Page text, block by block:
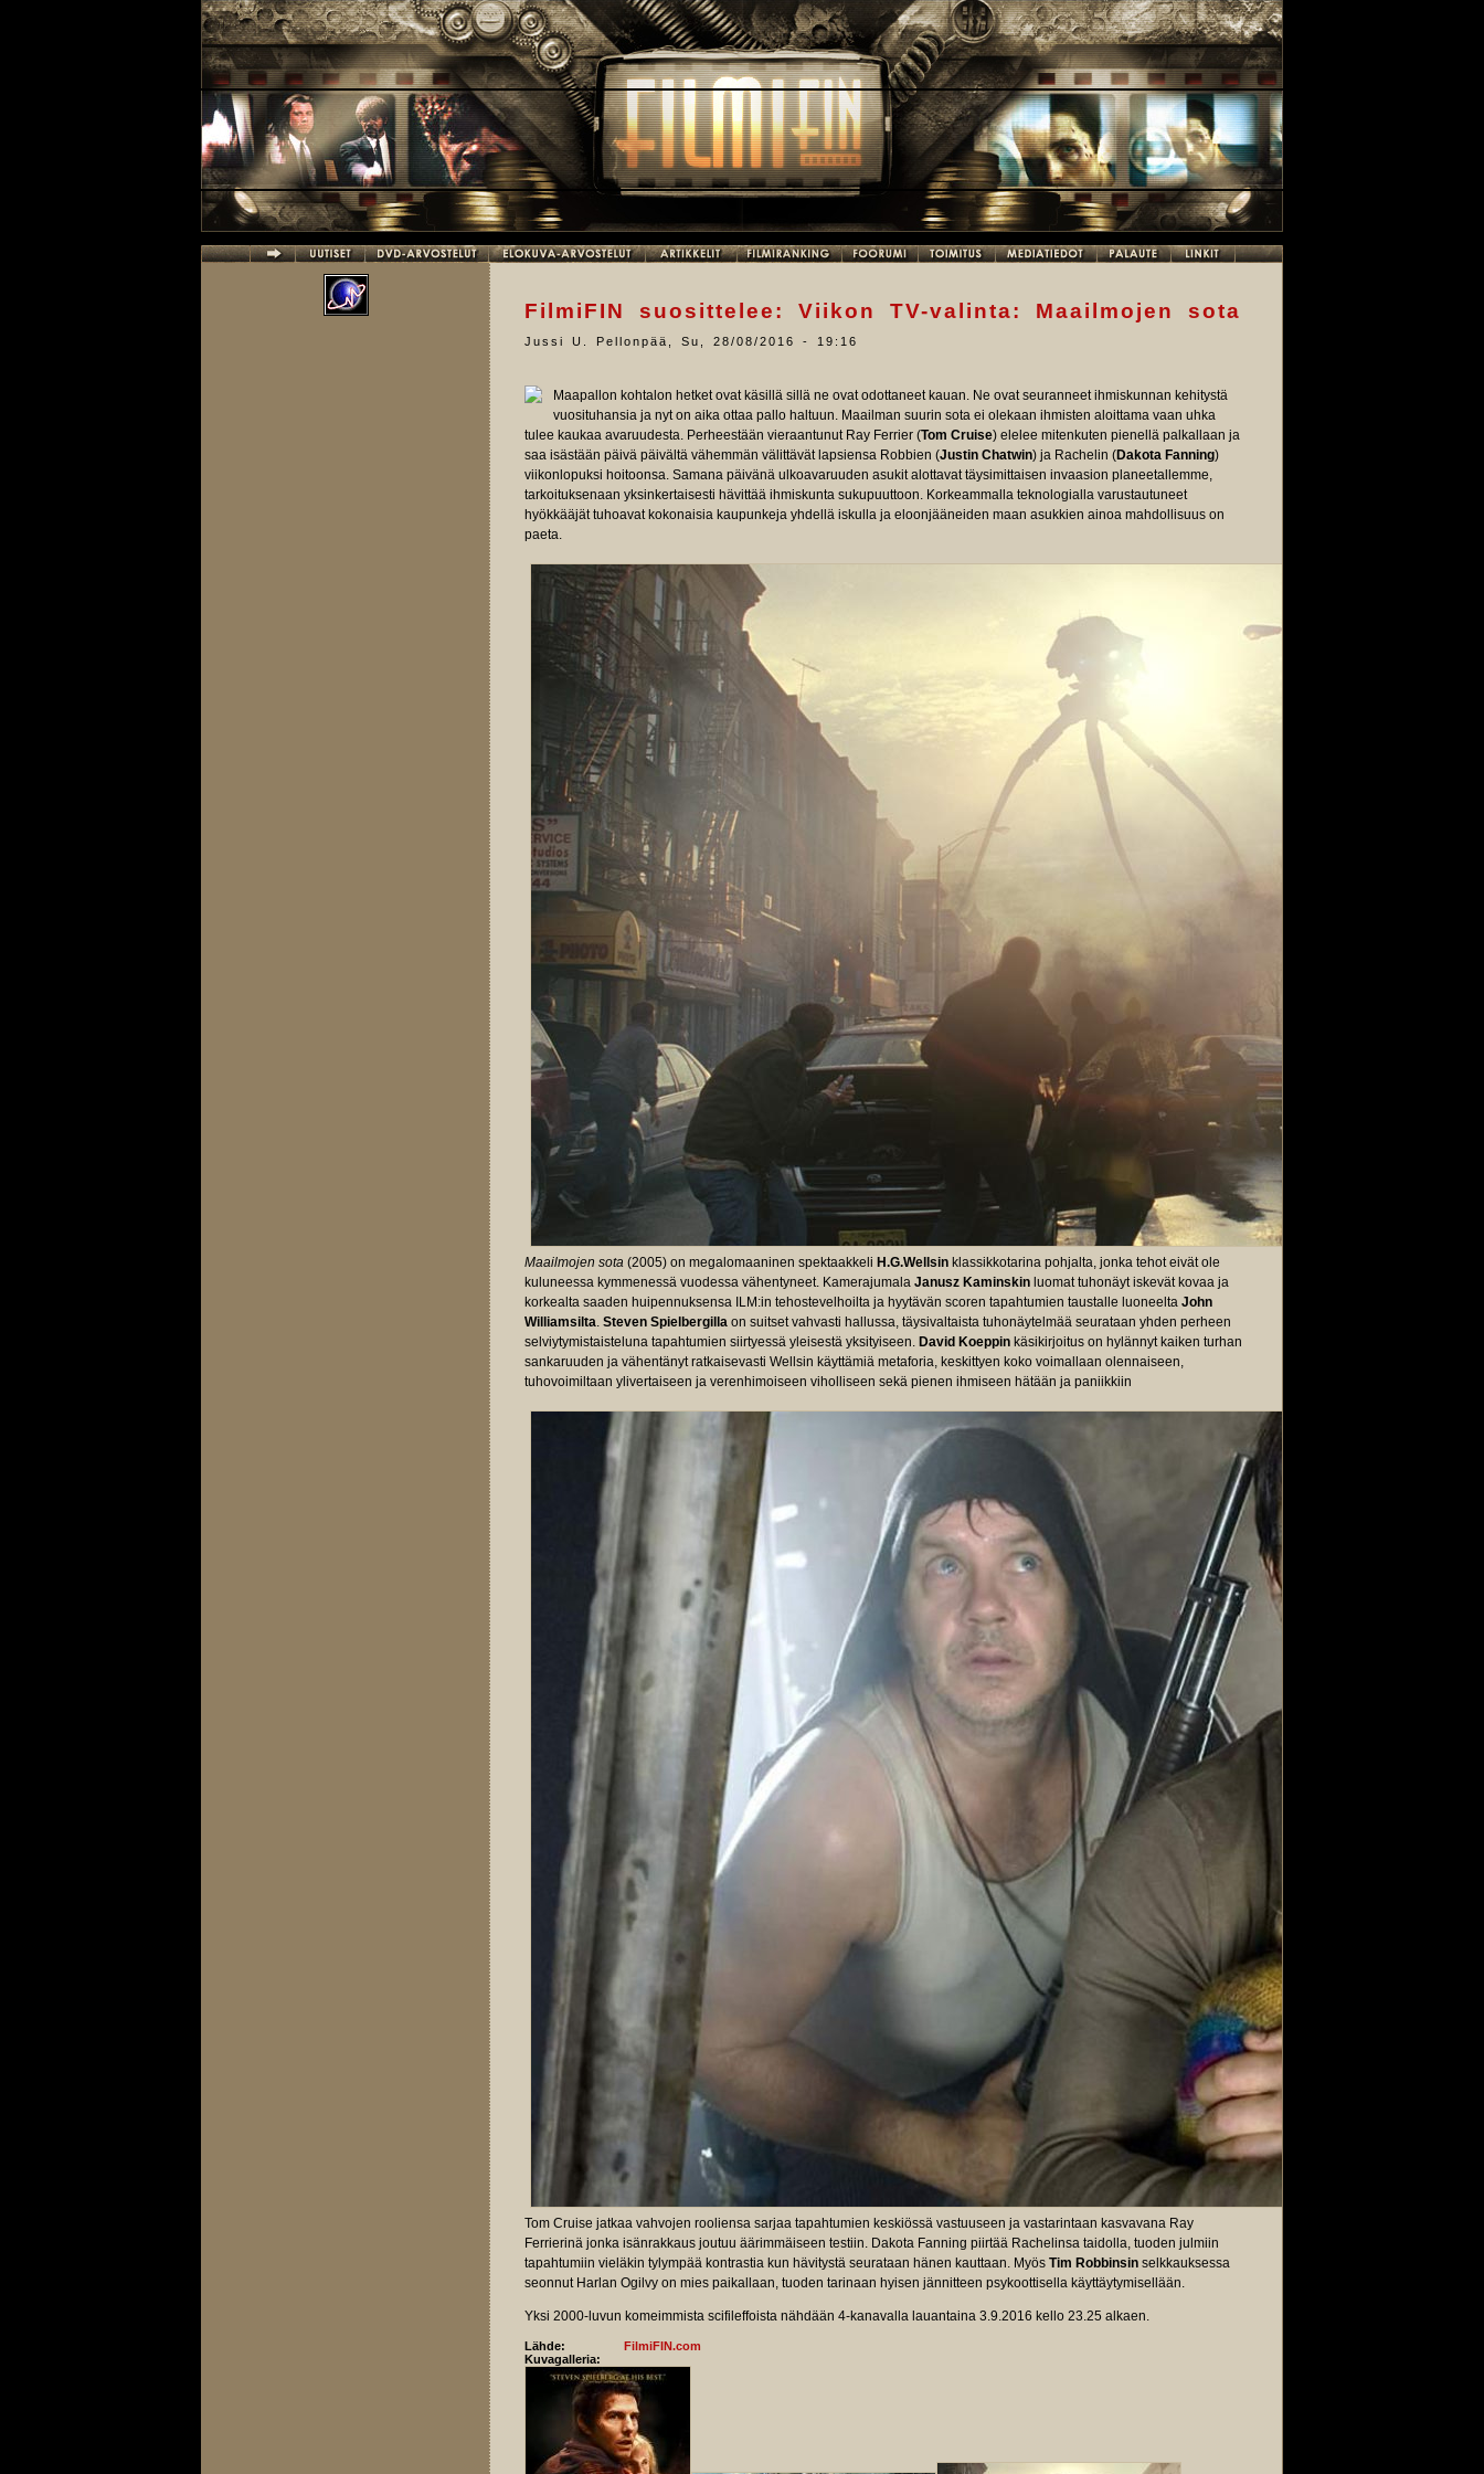
FilmiFIN suosittelee: Viikon TV-valinta: Maailmojen sota
Jussi U. Pellonpää Su, 28/08/2016 - 19:16
Maapallon kohtalon hetket ovat käsillä sillä ne ovat odottaneet kauan. Ne ovat seuranneet ihmiskunnan kehitystä
vuosituhansia ja nyt on aika ottaa pallo haltuun. Maailman suurin sota ei olekaan ihmisten aloittama vaan uhka
tulee kaukaa avaruudesta. Perheestään vieraantunut Ray Ferrier (Tom Cruise) elelee mitenkuten pienellä palkallaan ja
saa isästään päivä päivältä vähemmän välittävät lapsiensa Robbien (Justin Chatwin) ja Rachelin (Dakota Fanning)
viikonlopuksi hoitoonsa. Samana päivänä ulkoavaruuden asukit alottavat täysimittaisen invaasion planeetallemme,
tarkoituksenaan yksinkertaisesti hävittää ihmiskunta sukupuuttoon. Korkeammalla teknologialla varustautuneet
hyökkääjät tuhoavat kokonaisia kaupunkeja yhdellä iskulla ja eloonjääneiden maan asukkien ainoa mahdollisuus on
paeta.
Maailmojen sota (2005) on megalomaaninen spektaakkeli H.G.Wellsin klassikkotarina pohjalta, jonka tehot eivät ole
kuluneessa kymmenessä vuodessa vähentyneet. Kamerajumala Janusz Kaminskin luomat tuhonäyt iskevät kovaa ja
korkealta saaden huipennuksensa ILM:in tehostevelhoilta ja hyytävän scoren tapahtumien taustalle luoneelta John
Williamsilta. Steven Spielbergilla on suitset vahvasti hallussa, täysivaltaista tuhonäytelmää seurataan yhden perheen
selviytymistaisteluna tapahtumien siirtyessä yleisestä yksityiseen. David Koeppin käsikirjoitus on hylännyt kaiken turhan
sankaruuden ja vähentänyt ratkaisevasti Wellsin käyttämiä metaforia, keskittyen koko voimallaan olennaiseen,
tuhovoimiltaan ylivertaiseen ja verenhimoiseen viholliseen sekä pienen ihmiseen hätään ja paniikkiin
Tom Cruise jatkaa vahvojen rooliensa sarjaa tapahtumien keskiössä vastuuseen ja vastarintaan kasvavana Ray
Ferrierinä jonka isänrakkaus joutuu äärimmäiseen testiin. Dakota Fanning piirtää Rachelinsa taidolla, tuoden julmiin
tapahtumiin vieläkin tylympää kontrastia kun hävitystä seurataan hänen kauttaan. Myös Tim Robbinsin selkkauksessa
seonnut Harlan Ogilvy on mies paikallaan, tuoden tarinaan hyisen jännitteen psykoottisella käyttäytymisellään.
Yksi 2000-luvun komeimmista scifileffoista nähdään 4-kanavalla lauantaina 3.9.2016 kello 23.25 alkaen.
Lähde:
FilmiFIN.com
Kuvagalleria: